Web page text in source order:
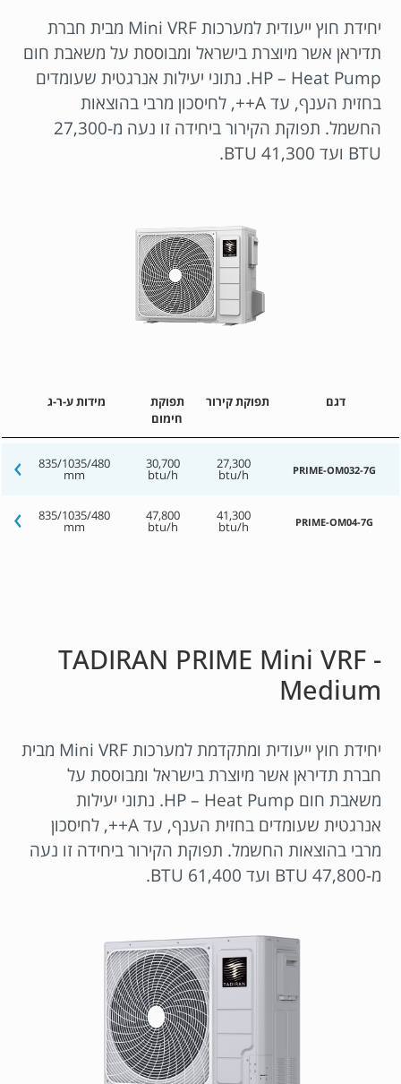
יחידת חוץ ייעודית למערכות Mini VRF מבית חברת
תדיראן אשר מיוצרת בישראל ומבוססת על משאבת חום
HP – Heat Pump. נתוני יעילות אנרגטית שעומדים
בחזית הענף, עד A++, לחיסכון מרבי בהוצאות
החשמל. תפוקת הקירור ביחידה זו נעה מ-27,300
BTU ועד 41,300 BTU.
דגם תפוקת קירור
תפוקת
חימום
מידות ע-ר-ג
PRIME-OM032-7G
27,300
btu/h
30,700
btu/h
835/1035/480
mm
PRIME-OM04-7G
41,300
btu/h
47,800
btu/h
835/1035/480
mm
TADIRAN PRIME Mini VRF -
Medium
יחידת חוץ ייעודית ומתקדמת למערכות Mini VRF מבית
חברת תדיראן אשר מיוצרת בישראל ומבוססת על
משאבת חום HP – Heat Pump. נתוני יעילות
אנרגטית שעומדים בחזית הענף, עד A++, לחיסכון
מרבי בהוצאות החשמל. תפוקת הקירור ביחידה זו נעה
מ-47,800 BTU ועד 61,400 BTU.